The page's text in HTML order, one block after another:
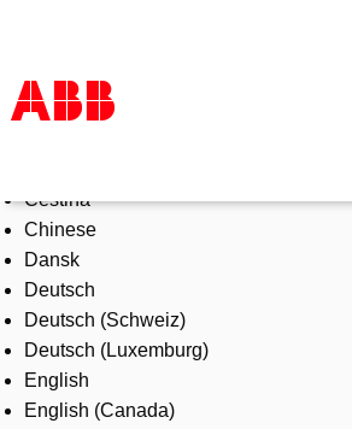
Products & Solutions
Industries
Services
About us
Where to buy
Contact us
Careers
Čeština
Chinese
Dansk
Deutsch
Deutsch (Schweiz)
Deutsch (Luxemburg)
English
English (Canada)